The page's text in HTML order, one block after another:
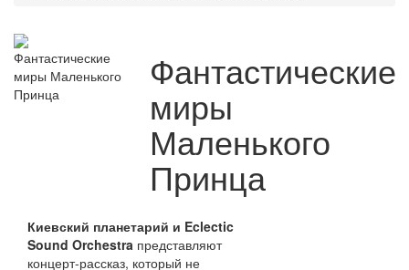
Фантастические
миры
Маленького
Принца
Киевский планетарий и Eclectic
Sound Orchestra представляют
концерт-рассказ, который не